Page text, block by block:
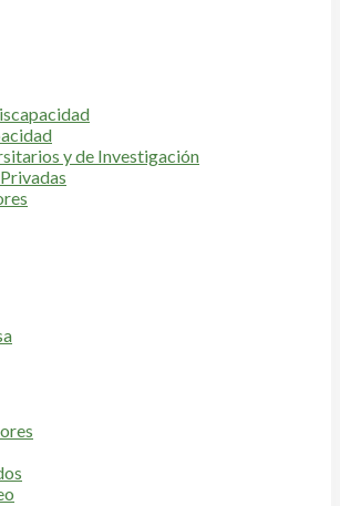
y de Investigación